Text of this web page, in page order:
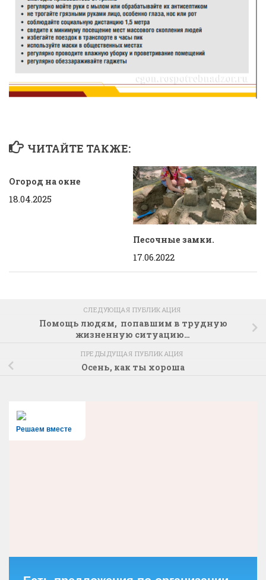
ЧИТАЙТЕ ТАКЖЕ:
Огород на окне
18.04.2025
Песочные замки.
17.06.2022
СЛЕДУЮЩАЯ ПУБЛИКАЦИЯ
Помощь людям, попавшим в трудную
жизненную ситуацию…
ПРЕДЫДУЩАЯ ПУБЛИКАЦИЯ
Осень, как ты хороша
Решаем вместе